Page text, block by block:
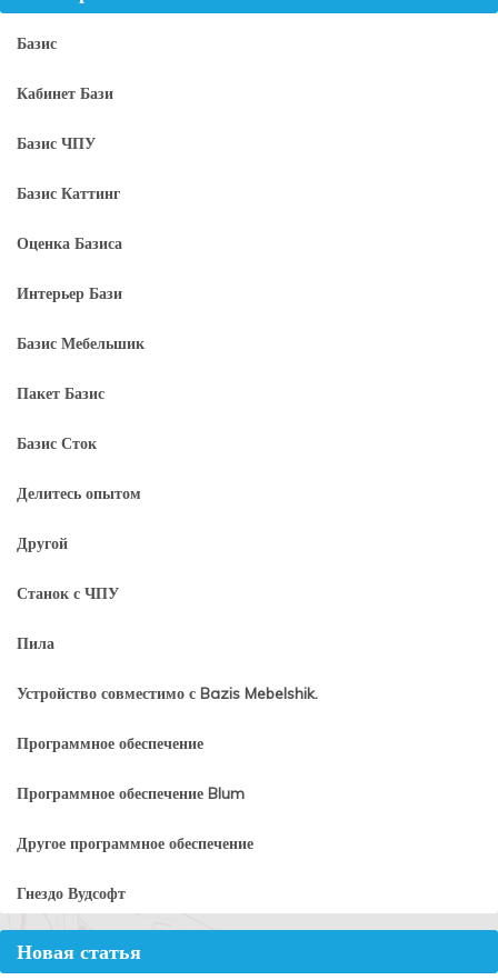
Базис
Кабинет Бази
Базис ЧПУ
Базис Каттинг
Оценка Базиса
Интерьер Бази
Базис Мебельшик
Пакет Базис
Базис Сток
Делитесь опытом
Другой
Станок с ЧПУ
Пила
Устройство совместимо с Bazis Mebelshik.
Программное обеспечение
Программное обеспечение Blum
Другое программное обеспечение
Гнездо Вудсофт
Новая статья